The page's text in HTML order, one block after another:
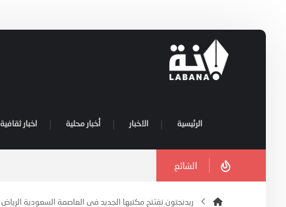
الرئيسية الاخبار أخبار محلية اخبار ثقافية
الشائع
ريدنجتون تفتتح مكتبها الجديد في العاصمة السعودية الرياض